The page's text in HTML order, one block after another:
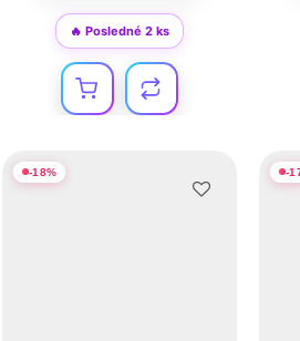
🔥 Posledné 2 ks
-18% -